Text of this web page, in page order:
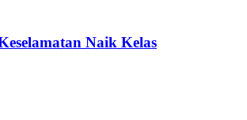
Naik Kelas